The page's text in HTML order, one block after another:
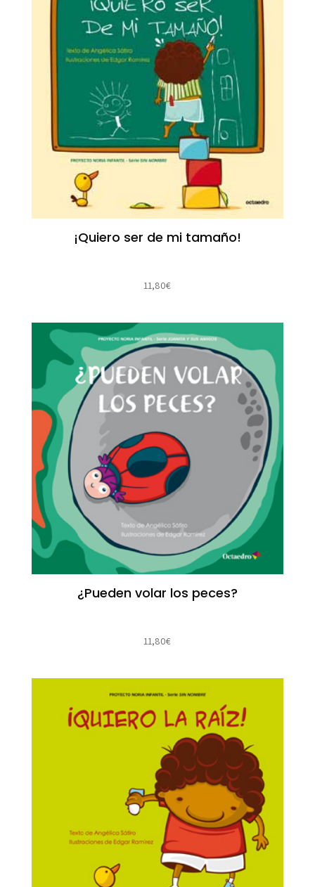
¡Quiero ser de mi tamaño!
11,80€
¿Pueden volar los peces?
11,80€